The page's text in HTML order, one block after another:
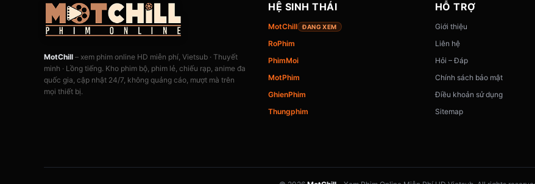
MotChill – xem phim online HD miễn phí, Vietsub · Thuyết
minh · Lồng tiếng. Kho phim bộ, phim lẻ, chiếu rạp, anime đa
quốc gia, cập nhật 24/7, không quảng cáo, mượt mà trên
mọi thiết bị.
HỆ SINH THÁI
MotChill ĐANG XEM
RoPhim
PhimMoi
MotPhim
GhienPhim
Thungphim
HỖ TRỢ
Giới thiệu
Liên hệ
Hỏi – Đáp
Chính sách bảo mật
Điều khoản sử dụng
Sitemap